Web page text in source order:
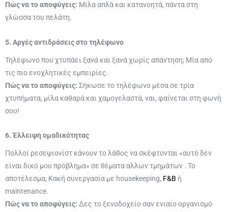
Πώς να το αποφύγεις: Μίλα απλά και κατανοητά, πάντα στη
γλώσσα του πελάτη.
5. Αργές αντιδράσεις στο τηλέφωνο
Τηλέφωνο που χτυπάει ξανά και ξανά χωρίς απάντηση; Μία από
τις πιο ενοχλητικές εμπειρίες.
Πώς να το αποφύγεις: Σήκωσε το τηλέφωνο μέσα σε τρία
χτυπήματα, μίλα καθαρά και χαμογελαστά, ναι, φαίνεται στη φωνή
σου!
6. Έλλειψη ομαδικότητας
Πολλοί ρεσεψιονίστ κάνουν το λάθος να σκέφτονται «αυτό δεν
είναι δικό μου πρόβλημα» σε θέματα αλλων τμημάτων . Το
αποτέλεσμα; Κακή συνεργασία με housekeeping, F&B ή
maintenance.
Πώς να το αποφύγεις: Δες το ξενοδοχείο σαν ενιαίο οργανισμό